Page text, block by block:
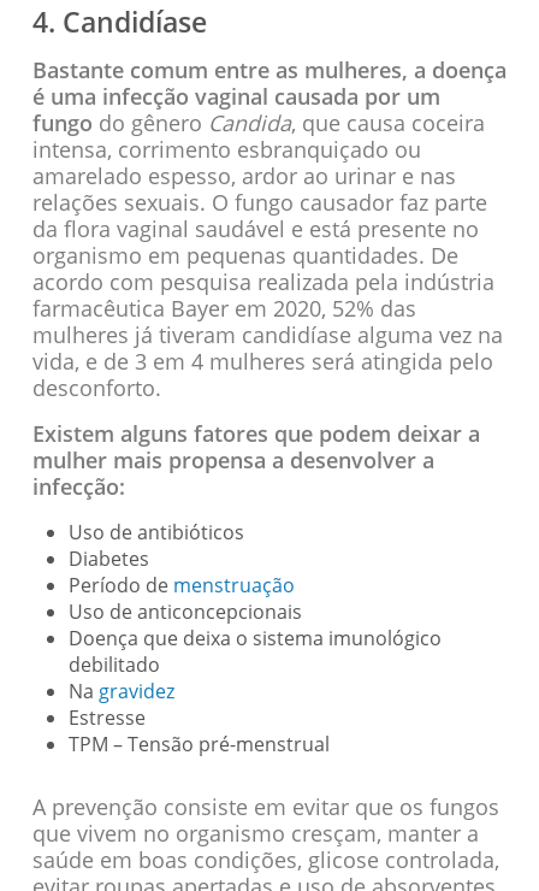
4. Candidíase
Bastante comum entre as mulheres, a doença
é uma infecção vaginal causada por um
fungo do gênero Candida, que causa coceira
intensa, corrimento esbranquiçado ou
amarelado espesso, ardor ao urinar e nas
relações sexuais. O fungo causador faz parte
da flora vaginal saudável e está presente no
organismo em pequenas quantidades. De
acordo com pesquisa realizada pela indústria
farmacêutica Bayer em 2020, 52% das
mulheres já tiveram candidíase alguma vez na
vida, e de 3 em 4 mulheres será atingida pelo
desconforto.
Existem alguns fatores que podem deixar a
mulher mais propensa a desenvolver a
infecção:
Uso de antibióticos
Diabetes
Período de menstruação
Uso de anticoncepcionais
Doença que deixa o sistema imunológico
debilitado
Na gravidez
Estresse
TPM – Tensão pré-menstrual
A prevenção consiste em evitar que os fungos
que vivem no organismo cresçam, manter a
saúde em boas condições, glicose controlada,